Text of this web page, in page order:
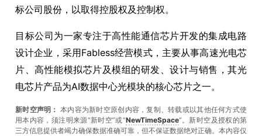
标公司股份，以取得控股权及控制权。
目标公司为一家专注于高性能通信芯片开发的集成电路
设计企业，采用Fabless经营模式，主要从事高速光电芯
片、高性能模拟芯片及模组的研发、设计与销售，其光
电芯片产品为AI数据中心光模块的核心芯片之一。
新时空声明： 本内容为新时空原创内容，复制、转载或以其他任何方式使
用本内容，须注明来源“新时空”或“NewTimeSpace”。新时空及授权的第
三方信息提供者竭力确保数据准确可靠，但不保证数据绝对正确。本內容仅